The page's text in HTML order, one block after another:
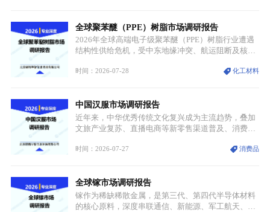
贯穿传统工业、高端制造、军工、新能源等多个核心
产业，成为现代工业体系中不可或缺的基础材料。
全球聚苯醚（PPE）树脂市场调研报告
2026年全球高端电子级聚苯醚（PPE）树脂行业遭遇
结构性供给危机，受中东地缘冲突、航运阻断及核心
停产，行业长期维持寡头垄断的供应链格局彻底瓦
价无市”的供给真空，并沿高频覆铜板、PCB电路板向
AI服务器、5G基站等高端电子终端持续传导，全产业
链生产、成本、交付均承受巨大压力。
时间：2026-07-28 化工材料
中国汉服市场调研报告
近年来，中华优秀传统文化复兴成为主流趋势，叠加
文旅产业复苏、直播电商等新零售渠道普及、消费群
服不再局限于传统节日、古风活动等小众场景，逐步
重要载体。同时，行业标准落地、生产技术升级、原
创设计能力提升，进一步夯实产业发展根基，吸引传
统服饰品牌、文旅企业等跨界入局，市场活力持续释
时间：2026-07-27 消费品
全球镓市场调研报告
镓作为稀缺稀散金属，是第三代、第四代半导体材料
的核心原料，深度串联通信、新能源、军工航天、光